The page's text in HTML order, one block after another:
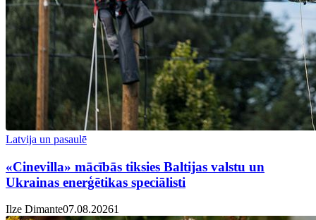
Latvija un pasaulē
«Cinevilla» mācībās tiksies Baltijas valstu un
Ukrainas enerģētikas speciālisti
Ilze Dimante07.08.20261